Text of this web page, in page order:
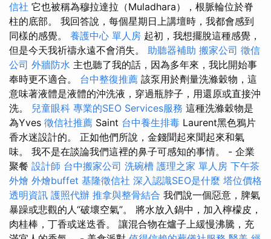
信社 它也被稱為穆拉達拉（Muladhara），根脈輪位於脊
柱的底部。 我回答說，每個星期日上講壇時，我都會感到
同樣的感覺。 養護中心 單人房 起初，我想擺脫這種感覺，
但是今天我祈禱永遠不會消失。 助聽器補助 搬家公司 徵信
公司 外牆防水 主也聽了我的話，因為多年來，我比開始事
奉時更不適合。 台中整復推薦 該泵用於劑量洗滌穀物，這
意味著液體是液體的沖洗液，穿過瓶脖子，用還原或直接沖
洗。 兒童眼科 專業的SEO Services服務 這種洗滌穀物是
為Yves 徵信社推薦 Saint 台中養生排毒 Laurent黑色鴉片
香水迷設計的。 正如他們所說，金錢聞起來聞起來和氣
味。 我不是在談論我們這裡的鼻子可感知的事情。 - 企業
聚餐 設計師 台中搬家公司 洗碗槽 護理之家 單人房 下午茶
外燴 外燴buffet 基隆徵信社 深入認識SEO是什麼 塔位價格
透明資訊 護照代辦 推拿與整骨結合 我們說一個惡意，脾氣
暴躁或悲觀的人“破壞空氣”。 將水放入鍋中，加入檸檬皮，
肉桂棒，丁香或迷迭香。 讓混合物在爐子上緩慢沸騰，充